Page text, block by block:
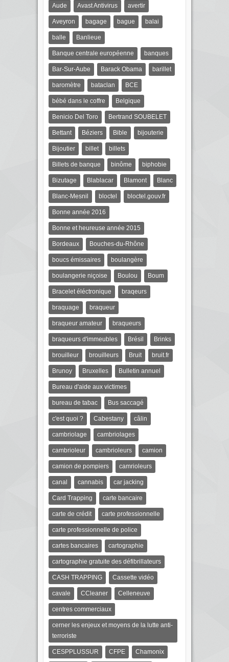
Aude Avast Antivirus avertir
Aveyron bagage bague balai
balle Banlieue
Banque centrale européenne banques
Bar-Sur-Aube Barack Obama barillet
baromètre bataclan BCE
bébé dans le coffre Belgique
Benicio Del Toro Bertrand SOUBELET
Bettant Béziers Bible bijouterie
Bijoutier billet billets
Billets de banque binôme biphobie
Bizutage Blablacar Blamont Blanc
Blanc-Mesnil bloctel bloctel.gouv.fr
Bonne année 2016
Bonne et heureuse année 2015
Bordeaux Bouches-du-Rhône
boucs émissaires boulangère
boulangerie niçoise Boulou Boum
Bracelet éléctronique braqeurs
braquage braqueur
braqueur amateur braqueurs
braqueurs d'immeubles Brésil Brinks
brouilleur brouilleurs Bruit bruit.fr
Brunoy Bruxelles Bulletin annuel
Bureau d'aide aux victimes
bureau de tabac Bus saccagé
c'est quoi ? Cabestany câlin
cambriolage cambriolages
cambrioleur cambrioleurs camion
camion de pompiers camrioleurs
canal cannabis car jacking
Card Trapping carte bancaire
carte de crédit carte professionnelle
carte professionnelle de police
cartes bancaires cartographie
cartographie gratuite des défibrillateurs
CASH TRAPPING Cassette vidéo
cavale CCleaner Celleneuve
centres commerciaux
cerner les enjeux et moyens de la lutte anti-
terroriste
CESPPLUSSUR CFPE Chamonix